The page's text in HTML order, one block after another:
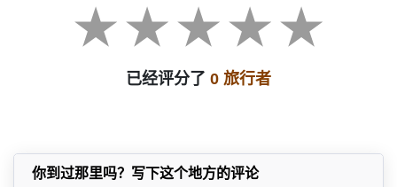
已经评分了 0 旅行者
你到过那里吗？写下这个地方的评论